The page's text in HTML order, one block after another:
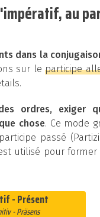
au
dans la
sur leparticipe
ordres, exiger
chose. Ce mode
passé
utilisé pour former
- Présent
- Präsens